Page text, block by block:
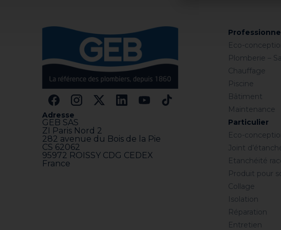
Adresse
GEB SAS
ZI Paris Nord 2
282 avenue du Bois de la Pie
CS 62062
95972 ROISSY CDG CEDEX
France
Eco-
Plomberie –
Chauffage
Piscine
Bâtiment
Maintenance
Particulier
Eco-
Joint
Etanchéité
Produit pour
Collage
Isolation
Réparation
Entretien